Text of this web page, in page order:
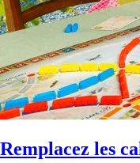
Remplacez les